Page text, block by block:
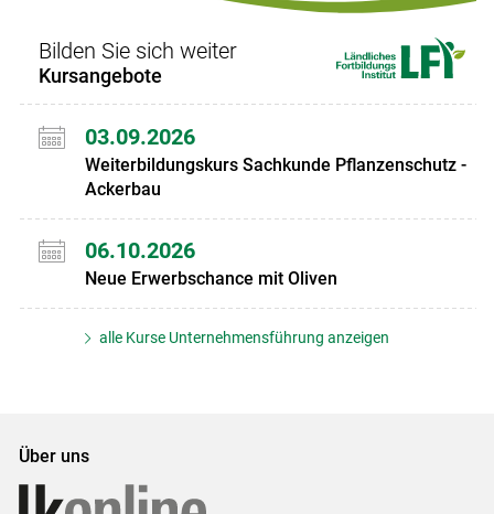
Bilden Sie sich weiter
Kursangebote
03.09.2026
Weiterbildungskurs Sachkunde Pflanzenschutz -
Ackerbau
06.10.2026
Neue Erwerbschance mit Oliven
alle Kurse Unternehmensführung anzeigen
Über uns